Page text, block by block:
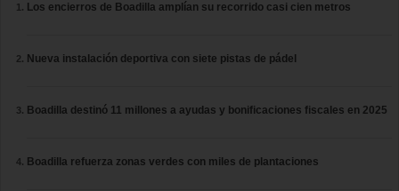
Los encierros de Boadilla amplían su recorrido casi cien metros
Nueva instalación deportiva con siete pistas de pádel
Boadilla destinó 11 millones a ayudas y bonificaciones fiscales en 2025
Boadilla refuerza zonas verdes con miles de plantaciones